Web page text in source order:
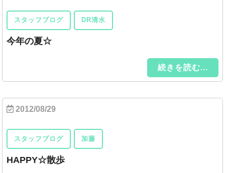
スタッフブログ DR清水
今年の夏☆
続きを読む...
2012/08/29
スタッフブログ 加藤
HAPPY☆散歩